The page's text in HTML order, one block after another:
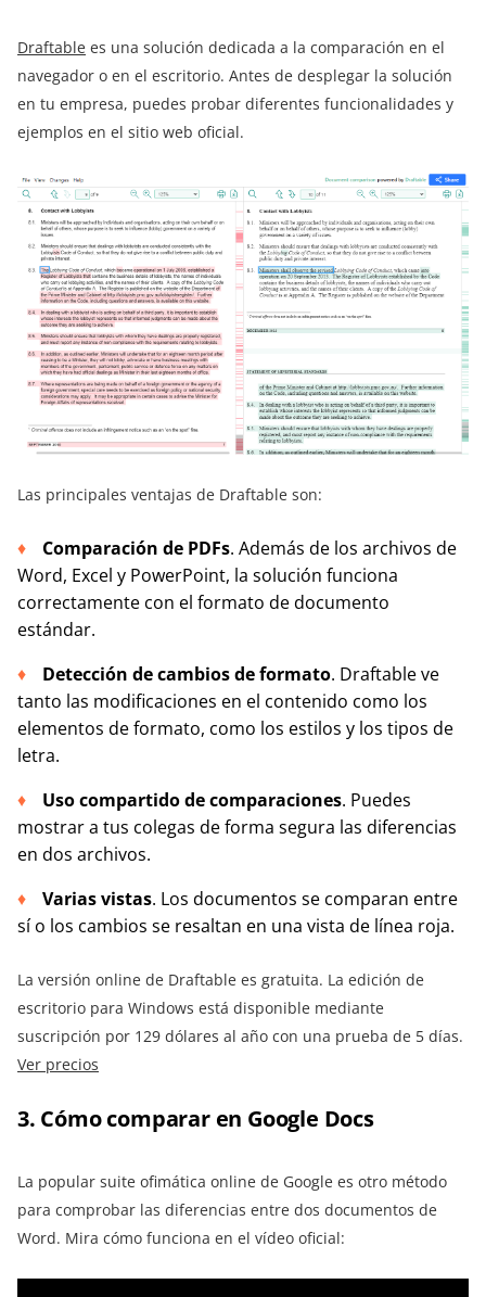
Draftable es una solución dedicada a la comparación en el
navegador o en el escritorio. Antes de desplegar la solución
en tu empresa, puedes probar diferentes funcionalidades y
ejemplos en el sitio web oficial.
Las principales ventajas de Draftable son:
Comparación de PDFs. Además de los archivos de
Word, Excel y PowerPoint, la solución funciona
correctamente con el formato de documento
estándar.
Detección de cambios de formato. Draftable ve
tanto las modificaciones en el contenido como los
elementos de formato, como los estilos y los tipos de
letra.
Uso compartido de comparaciones. Puedes
mostrar a tus colegas de forma segura las diferencias
en dos archivos.
Varias vistas. Los documentos se comparan entre
sí o los cambios se resaltan en una vista de línea roja.
La versión online de Draftable es gratuita. La edición de
escritorio para Windows está disponible mediante
suscripción por 129 dólares al año con una prueba de 5 días.
Ver precios
3. Cómo comparar en Google Docs
La popular suite ofimática online de Google es otro método
para comprobar las diferencias entre dos documentos de
Word. Mira cómo funciona en el vídeo oficial: